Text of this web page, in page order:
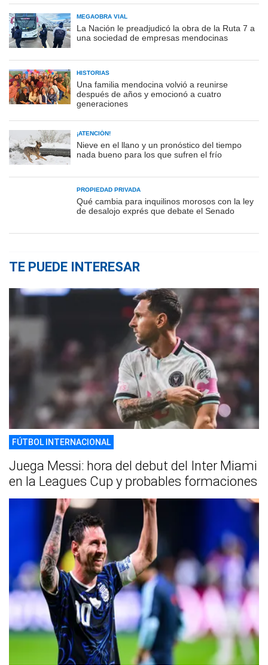
MEGAOBRA VIAL
La Nación le preadjudicó la obra de la Ruta 7 a
una sociedad de empresas mendocinas
HISTORIAS
Una familia mendocina volvió a reunirse
después de años y emocionó a cuatro
generaciones
¡ATENCIÓN!
Nieve en el llano y un pronóstico del tiempo
nada bueno para los que sufren el frío
PROPIEDAD PRIVADA
Qué cambia para inquilinos morosos con la ley
de desalojo exprés que debate el Senado
TE PUEDE INTERESAR
FÚTBOL INTERNACIONAL
Juega Messi: hora del debut del Inter Miami
en la Leagues Cup y probables formaciones